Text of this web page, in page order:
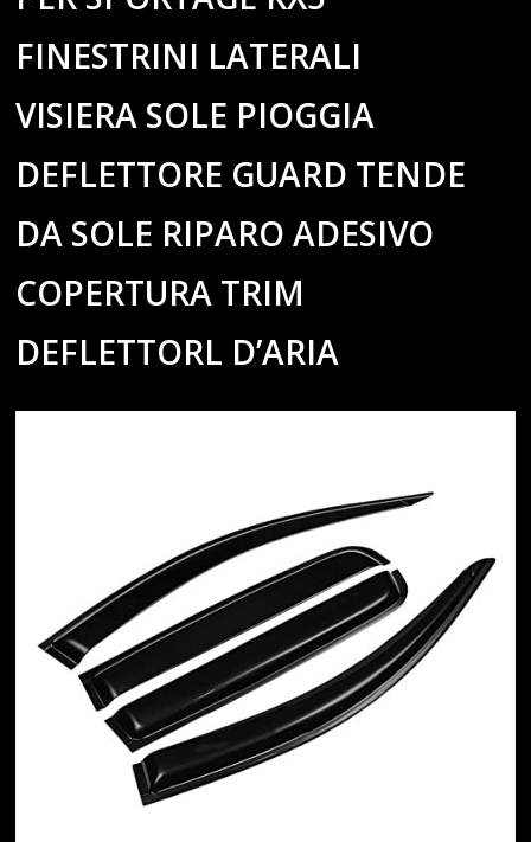
FINESTRINI LATERALI
VISIERA SOLE PIOGGIA
DEFLETTORE GUARD TENDE
DA SOLE RIPARO ADESIVO
COPERTURA TRIM
DEFLETTORL D’ARIA